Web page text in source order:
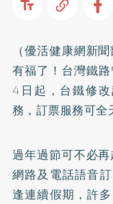
（優活健康網新
有福了！台灣鐵
4日起，台鐵修
務，訂票服務可全
過年過節可不必
網路及電話語音
逢連續假期，許